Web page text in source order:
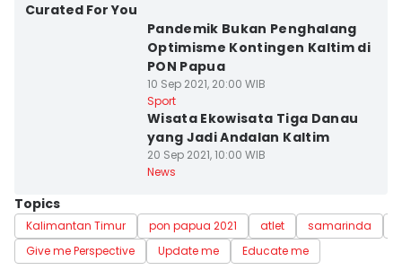
Curated For You
Pandemik Bukan Penghalang
Optimisme Kontingen Kaltim di
PON Papua
10 Sep 2021, 20:00 WIB
Sport
Wisata Ekowisata Tiga Danau
yang Jadi Andalan Kaltim
20 Sep 2021, 10:00 WIB
News
Topics
Kalimantan Timur pon papua 2021 atlet samarinda
Give me Perspective
Update me Educate me